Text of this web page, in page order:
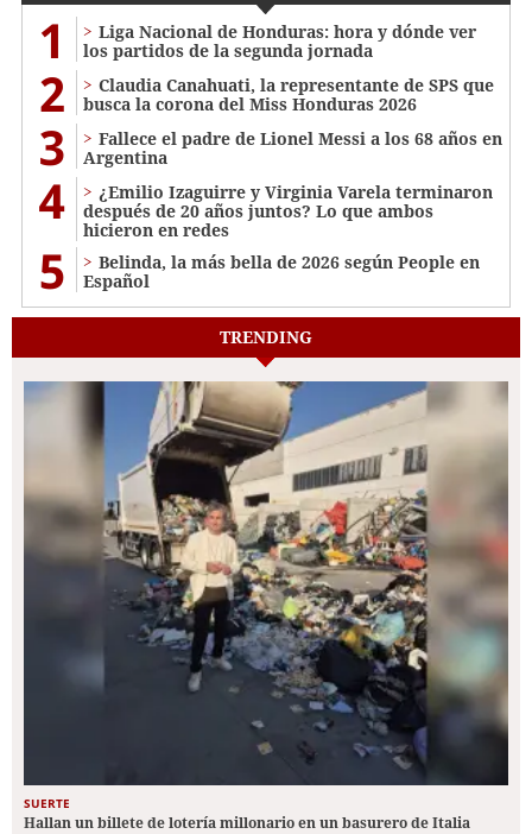
1
Liga Nacional de Honduras: hora y dónde ver
los partidos de la segunda jornada
2
Claudia Canahuati, la representante de SPS que
busca la corona del Miss Honduras 2026
3
Fallece el padre de Lionel Messi a los 68 años en
Argentina
4
¿Emilio Izaguirre y Virginia Varela terminaron
después de 20 años juntos? Lo que ambos
hicieron en redes
5
Belinda, la más bella de 2026 según People en
Español
TRENDING
SUERTE
Hallan un billete de lotería millonario en un basurero de Italia